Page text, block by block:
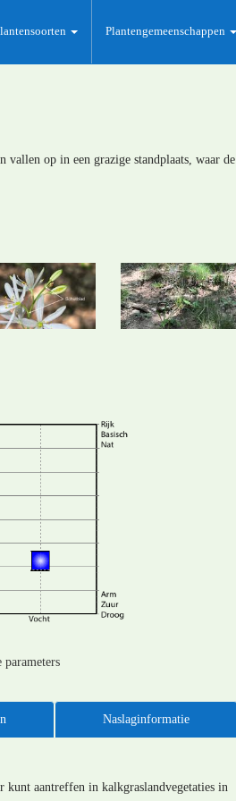
Plantengemeenschappen
op in een grazige standplaats, waar de
parameters
Naslaginformatie
aantreffen in kalkgraslandvegetaties in